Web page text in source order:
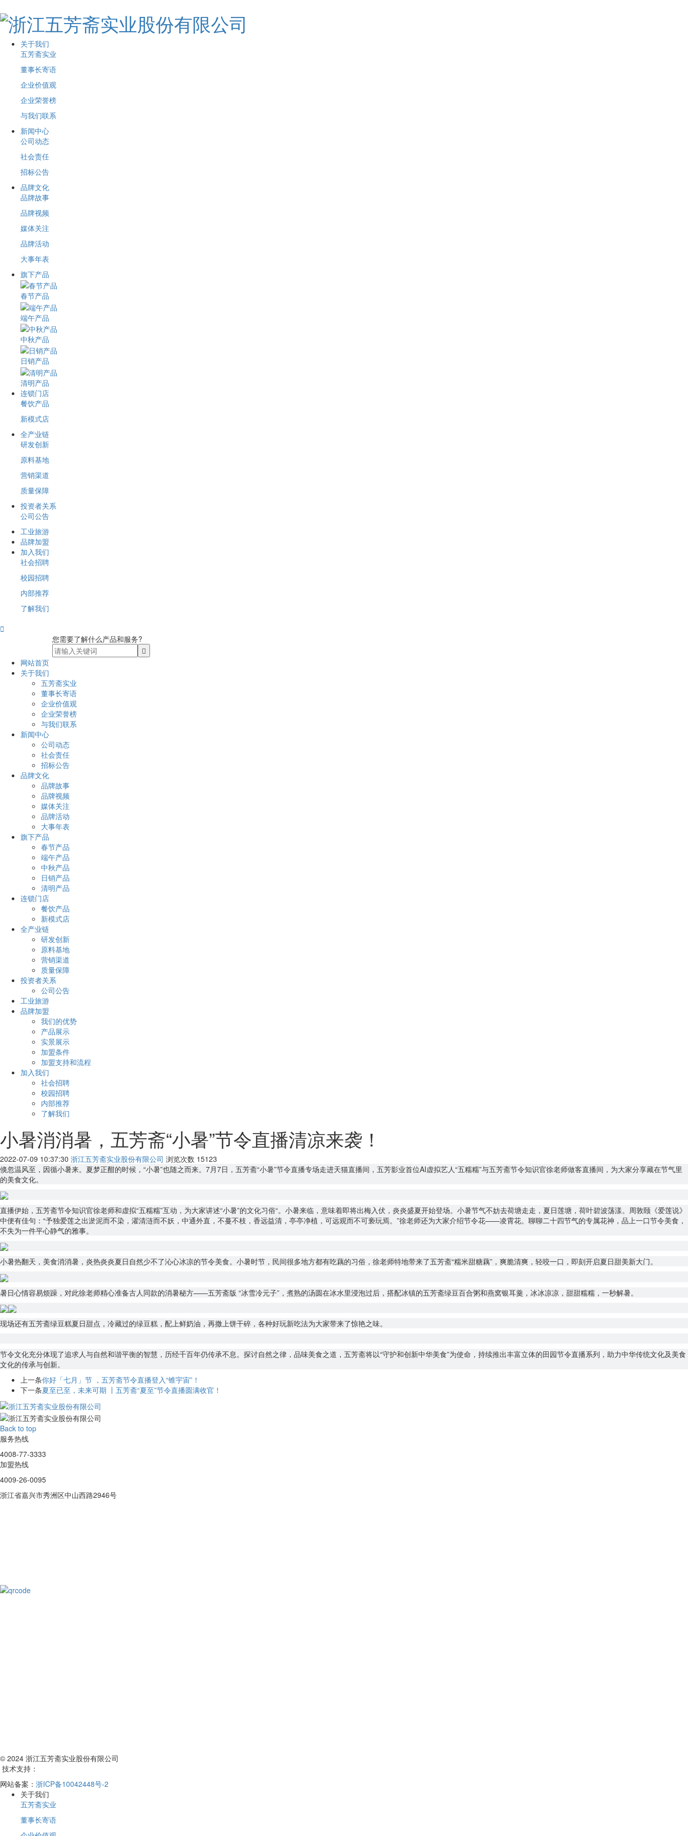
关于我们
五芳斋实业
董事长寄语
企业价值观
企业荣誉榜
与我们联系
新闻中心
公司动态
社会责任
招标公告
品牌文化
品牌故事
品牌视频
媒体关注
品牌活动
大事年表
旗下产品
春节产品
端午产品
中秋产品
日销产品
清明产品
连锁门店
餐饮产品
新模式店
全产业链
研发创新
原料基地
营销渠道
质量保障
投资者关系
公司公告
工业旅游
品牌加盟
加入我们
社会招聘
校园招聘
内部推荐
了解我们

您需要了解什么产品和服务?
网站首页
关于我们
五芳斋实业
董事长寄语
企业价值观
企业荣誉榜
与我们联系
新闻中心
公司动态
社会责任
招标公告
品牌文化
品牌故事
品牌视频
媒体关注
品牌活动
大事年表
旗下产品
春节产品
端午产品
中秋产品
日销产品
清明产品
连锁门店
餐饮产品
新模式店
全产业链
研发创新
原料基地
营销渠道
质量保障
投资者关系
公司公告
工业旅游
品牌加盟
我们的优势
产品展示
实景展示
加盟条件
加盟支持和流程
加入我们
社会招聘
校园招聘
内部推荐
了解我们
小暑消消暑，五芳斋“小暑”节令直播清凉来袭！
2022-07-09 10:37:30 浙江五芳斋实业股份有限公司 浏览次数 15123
倏忽温风至，因循小暑来。夏梦正酣的时候，“小暑”也随之而来。7月7日，五芳斋“小暑”节令直播专场走进天猫直播间，五芳影业首位AI虚拟艺人“五糯糯”与五芳斋节令知识官徐老师做客直播间，为大家分享藏在节气里
的美食文化。
直播伊始，五芳斋节令知识官徐老师和虚拟“五糯糯”互动，为大家讲述“小暑”的文化习俗“。小暑来临，意味着即将出梅入伏，炎炎盛夏开始登场。小暑节气不妨去荷塘走走，夏日莲塘，荷叶碧波荡漾。周敦颐《爱莲说》
中便有佳句：“予独爱莲之出淤泥而不染，濯清涟而不妖，中通外直，不蔓不枝，香远益清，亭亭净植，可远观而不可亵玩焉。”徐老师还为大家介绍节令花——凌霄花。聊聊二十四节气的专属花神，品上一口节令美食，
不失为一件平心静气的雅事。
小暑热翻天，美食消消暑，炎热炎炎夏日自然少不了沁心冰凉的节令美食。小暑时节，民间很多地方都有吃藕的习俗，徐老师特地带来了五芳斋“糯米甜糖藕”，爽脆清爽，轻咬一口，即刻开启夏日甜美新大门。
暑日心情容易烦躁，对此徐老师精心准备古人同款的消暑秘方——五芳斋版 “冰雪冷元子”，煮熟的汤圆在冰水里浸泡过后，搭配冰镇的五芳斋绿豆百合粥和燕窝银耳羹，冰冰凉凉，甜甜糯糯，一秒解暑。
现场还有五芳斋绿豆糕夏日甜点，冷藏过的绿豆糕，配上鲜奶油，再撒上饼干碎，各种好玩新吃法为大家带来了惊艳之味。
节令文化充分体现了追求人与自然和谐平衡的智慧，历经千百年仍传承不息。探讨自然之律，品味美食之道，五芳斋将以“守护和创新中华美食”为使命，持续推出丰富立体的田园节令直播系列，助力中华传统文化及美食
文化的传承与创新。
上一条你好「七月」节 ，五芳斋节令直播登入“锥宇宙”！
下一条夏至已至，未来可期 丨五芳斋“夏至”节令直播圆满收官！
Back to top
服务热线
4008-77-3333
加盟热线
4009-26-0095
浙江省嘉兴市秀洲区中山西路2946号
© 2024 浙江五芳斋实业股份有限公司
技术支持：
网站备案： 浙ICP备10042448号-2
关于我们
五芳斋实业
董事长寄语